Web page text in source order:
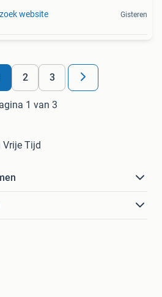
website Gisteren
2 3
1 van 3
Vrije Tijd